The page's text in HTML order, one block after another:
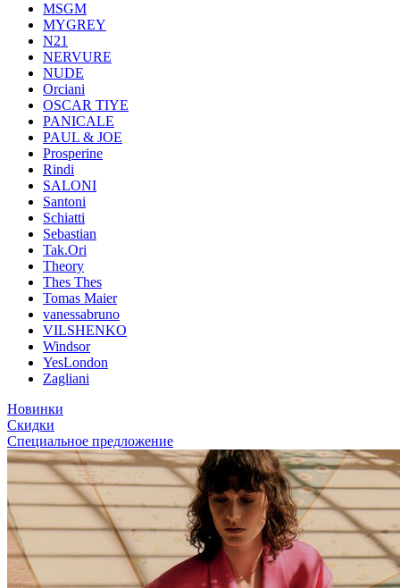
MSGM
MYGREY
N21
NERVURE
NUDE
Orciani
OSCAR TIYE
PANICALE
PAUL & JOE
Prosperine
Rindi
SALONI
Santoni
Schiatti
Sebastian
Tak.Ori
Theory
Thes Thes
Tomas Maier
vanessabruno
VILSHENKO
Windsor
YesLondon
Zagliani
Новинки
Скидки
Специальное предложение